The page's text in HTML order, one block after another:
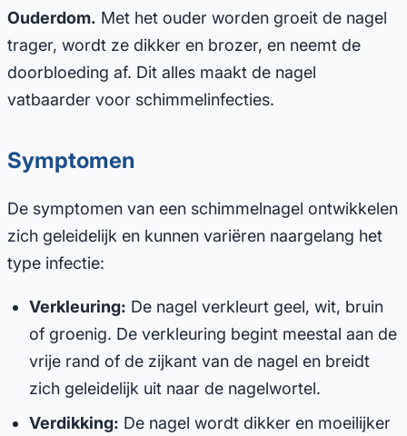
Ouderdom. Met het ouder worden groeit de nagel
trager, wordt ze dikker en brozer, en neemt de
doorbloeding af. Dit alles maakt de nagel
vatbaarder voor schimmelinfecties.
Symptomen
De symptomen van een schimmelnagel ontwikkelen
zich geleidelijk en kunnen variëren naargelang het
type infectie:
Verkleuring: De nagel verkleurt geel, wit, bruin
of groenig. De verkleuring begint meestal aan de
vrije rand of de zijkant van de nagel en breidt
zich geleidelijk uit naar de nagelwortel.
Verdikking: De nagel wordt dikker en moeilijker